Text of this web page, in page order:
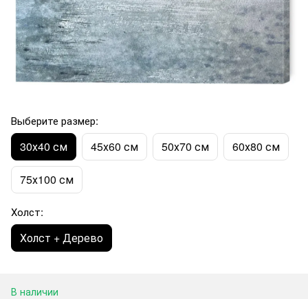
Выберите размер:
30х40 см 45х60 см 50х70 см 60х80 см
75х100 см
Холст:
Холст + Дерево
В наличии